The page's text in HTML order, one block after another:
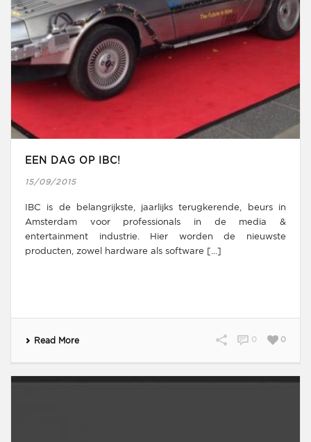
EEN DAG OP IBC!
15/09/2015
IBC is de belangrijkste, jaarlijks terugkerende, beurs in
Amsterdam voor professionals in de media &
entertainment industrie. Hier worden de nieuwste
producten, zowel hardware als software [...]
Read More 0
0